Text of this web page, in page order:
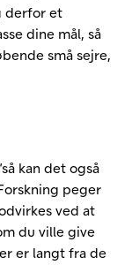
derfor et
dine mål, så
små sejre,
kan det også
peger
ved at
du ville give
er langt fra de